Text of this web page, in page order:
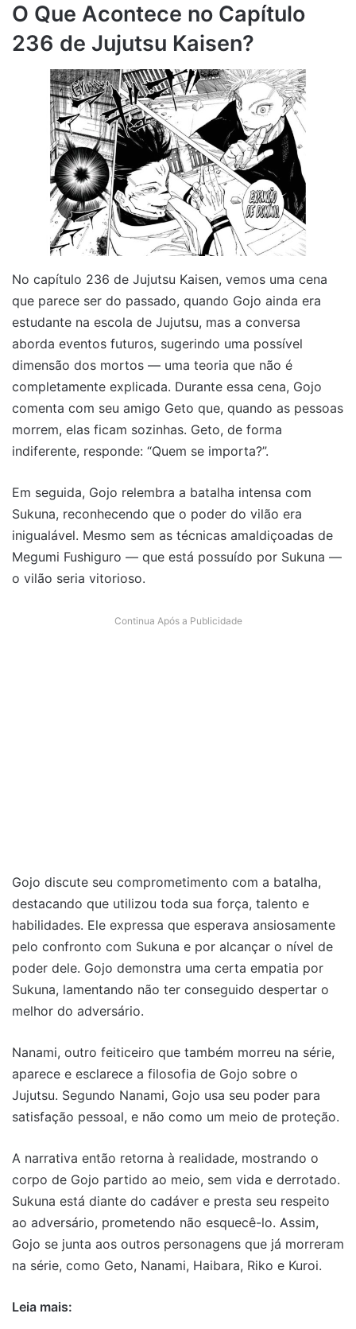
O Que Acontece no Capítulo
236 de Jujutsu Kaisen?
No capítulo 236 de Jujutsu Kaisen, vemos uma cena
que parece ser do passado, quando Gojo ainda era
estudante na escola de Jujutsu, mas a conversa
aborda eventos futuros, sugerindo uma possível
dimensão dos mortos — uma teoria que não é
completamente explicada. Durante essa cena, Gojo
comenta com seu amigo Geto que, quando as pessoas
morrem, elas ficam sozinhas. Geto, de forma
indiferente, responde: “Quem se importa?”.
Em seguida, Gojo relembra a batalha intensa com
Sukuna, reconhecendo que o poder do vilão era
inigualável. Mesmo sem as técnicas amaldiçoadas de
Megumi Fushiguro — que está possuído por Sukuna —
o vilão seria vitorioso.
Continua Após a Publicidade
Gojo discute seu comprometimento com a batalha,
destacando que utilizou toda sua força, talento e
habilidades. Ele expressa que esperava ansiosamente
pelo confronto com Sukuna e por alcançar o nível de
poder dele. Gojo demonstra uma certa empatia por
Sukuna, lamentando não ter conseguido despertar o
melhor do adversário.
Nanami, outro feiticeiro que também morreu na série,
aparece e esclarece a filosofia de Gojo sobre o
Jujutsu. Segundo Nanami, Gojo usa seu poder para
satisfação pessoal, e não como um meio de proteção.
A narrativa então retorna à realidade, mostrando o
corpo de Gojo partido ao meio, sem vida e derrotado.
Sukuna está diante do cadáver e presta seu respeito
ao adversário, prometendo não esquecê-lo. Assim,
Gojo se junta aos outros personagens que já morreram
na série, como Geto, Nanami, Haibara, Riko e Kuroi.
Leia mais: